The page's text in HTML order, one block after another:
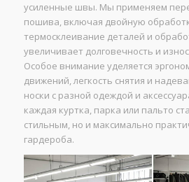
усиленные швы. Мы применяем
пошива, включая двойную
термосклеивание деталей и
увеличивает долговечность и
Особое внимание уделяется
движений, легкость снятия и
носки с разной одеждой и
каждая куртка, парка или пальто
стильным, но и максимально
гардероба.